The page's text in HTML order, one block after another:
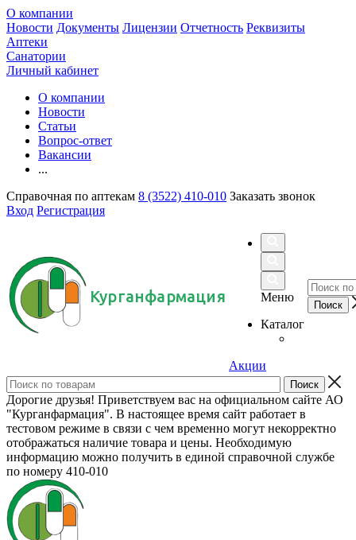
О компании
Новости Документы Лицензии Отчетность Реквизиты
Аптеки
Санатории
Личный кабинет
О компании
Новости
Статьи
Вопрос-ответ
Вакансии
...
Справочная по аптекам 8 (3522) 410-010 Заказать звонок
Вход Регистрация
Курганфармация
Меню
Каталог
Акции
Дорогие друзья! Приветствуем вас на официальном сайте АО
"Курганфармация". В настоящее время сайт работает в
тестовом режиме в связи с чем временно могут некорректно
отображаться наличие товара и цены. Необходимую
информацию можно получить в единой справочной службе
по номеру 410-010